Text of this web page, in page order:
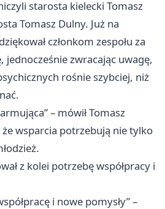
starosta kielecki Tomasz
Tomasz Dulny. Już na
członkom zespołu za
jednocześnie zwracając uwagę,
rośnie szybciej, niż
– mówił Tomasz
wsparcia potrzebują nie tylko
z kolei potrzebę współpracy i
i nowe pomysły” –